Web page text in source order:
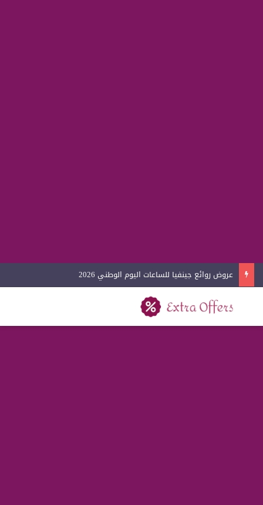
عروض روائع جينفيا للساعات اليوم الوطني 2026
بحث عن